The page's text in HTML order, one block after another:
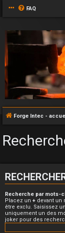
FAQ
Forge Intec -
Recherche par mots-
Placez un + devant un
être exclu. Saisissez
uniquement un des
joker pour des